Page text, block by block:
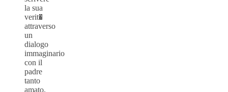
la sua
verit�
attraverso
un
dialogo
immaginario
con il
padre
tanto
amato.